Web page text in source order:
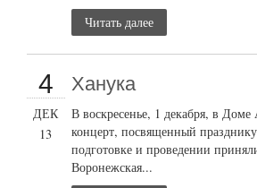
Читать далее
4
ДЕК
13
Ханука
В воскресенье, 1 декабря, в Доме
концерт, посвященный
подготовке и проведении
Воронежская...